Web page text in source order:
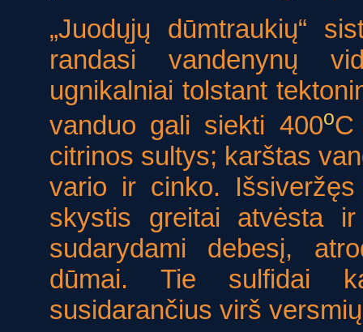
„Juodųjų dūmtraukių“
randasi vandenynų
ugnikalniai tolstant
vanduo gali siekti 400oC
citrinos sultys; karštas
vario ir cinko.
skystis greitai atvėsta
sudarydami debesį,
dūmai. Tie sulfidai
susidarančius virš